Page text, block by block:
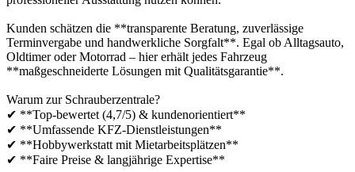
Kunden schätzen die **transparente Beratung, zuverlässige
Terminvergabe und handwerkliche Sorgfalt**. Egal ob Alltagsauto,
Oldtimer oder Motorrad – hier erhält jedes Fahrzeug
**maßgeschneiderte Lösungen mit Qualitätsgarantie**.
Warum zur Schrauberzentrale?
✔ **Top-bewertet (4,7/5) & kundenorientiert**
✔ **Umfassende KFZ-Dienstleistungen**
✔ **Hobbywerkstatt mit Mietarbeitsplätzen**
✔ **Faire Preise & langjährige Expertise**